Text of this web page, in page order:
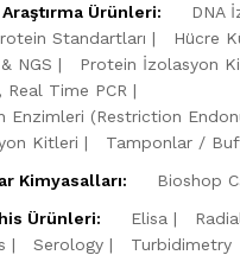
Ürünleri:
DNA
Standartları
Hücre
NGS
Protein İzolasyon
Real Time PCR
Enzimleri (Restriction
Kitleri
Tamponlar /
Kimyasalları:
Bioshop
Ürünleri:
Elisa
Serology Turbidimetry